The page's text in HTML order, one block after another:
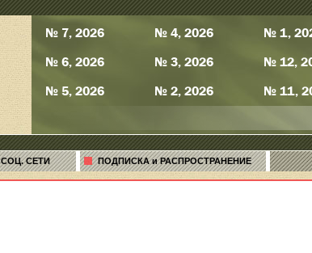
№ 7, 2026
№ 6, 2026
№ 5, 2026
№ 4, 2026
№ 3, 2026
№ 2, 2026
№ 1,
№ 12,
№ 11,
СОЦ. СЕТИ ПОДПИСКА и РАСПРОСТРАНЕНИЕ